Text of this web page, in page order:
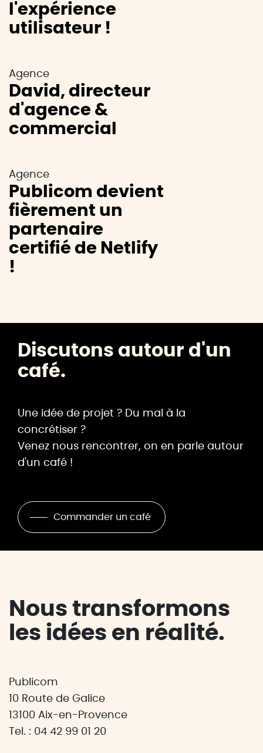
l'expérience
utilisateur !
Agence
David, directeur
d'agence &
commercial
Agence
Publicom devient
fièrement un
partenaire
certifié de Netlify
!
Discutons autour d'un
café.
Une idée de projet ? Du mal à la
concrétiser ?
Venez nous rencontrer, on en parle autour
d'un café !
Commander un café
Nous transformons
les idées en réalité.
Publicom
10 Route de Galice
13100 Aix-en-Provence
Tel. : 04 42 99 01 20